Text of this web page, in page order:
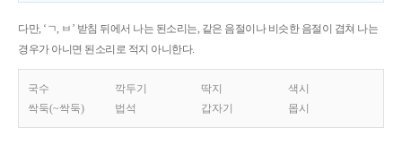
다만, ‘ㄱ, ㅂ’ 받침 뒤에서 나는 된소리는, 같은 음절이나 비슷한 음절이 겹쳐 나는
경우가 아니면 된소리로 적지 아니한다.
국수 깍두기 딱지
색시
싹둑(~싹둑)
법석 갑자기 몹시